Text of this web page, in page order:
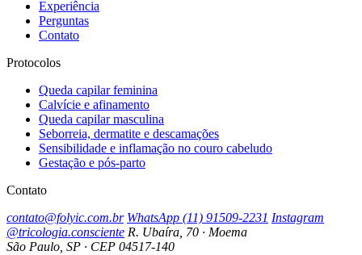
Experiência
Perguntas
Contato
Protocolos
Queda capilar feminina
Calvície e afinamento
Queda capilar masculina
Seborreia, dermatite e descamações
Sensibilidade e inflamação no couro cabeludo
Gestação e pós-parto
Contato
contato@folyic.com.br WhatsApp (11) 91509-2231 Instagram
@tricologia.consciente R. Ubaíra, 70 · Moema
São Paulo, SP · CEP 04517-140